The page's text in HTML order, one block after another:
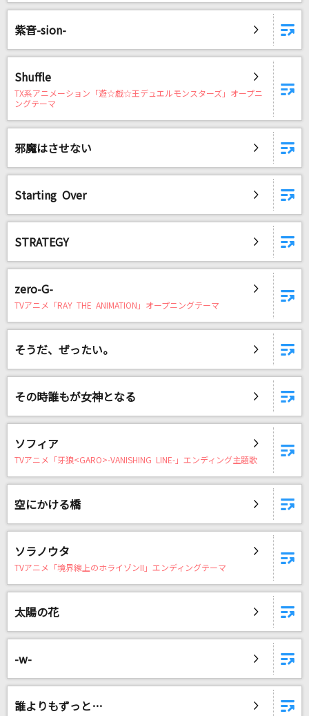
紫音-sion-
Shuffle
TX系アニメーション「遊☆戯☆王デュエルモンスターズ」オープニ
ングテーマ
邪魔はさせない
Starting Over
STRATEGY
zero-G-
TVアニメ「RAY THE ANIMATION」オープニングテーマ
そうだ、ぜったい。
その時誰もが女神となる
ソフィア
TVアニメ「牙狼<GARO>-VANISHING LINE-」エンディング主題歌
空にかける橋
ソラノウタ
TVアニメ「境界線上のホライゾンII」エンディングテーマ
太陽の花
-w-
誰よりもずっと…